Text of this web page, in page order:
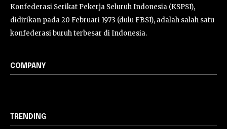
Konfederasi Serikat Pekerja Seluruh Indonesia (KSPSI),
didirikan pada 20 Februari 1973 (dulu FBSI), adalah salah satu
konfederasi buruh terbesar di Indonesia.
COMPANY
TRENDING